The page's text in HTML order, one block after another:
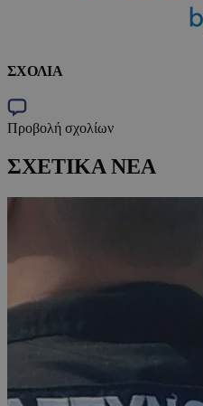
ΣΧΟΛΙΑ
Προβολή σχολίων
ΣΧΕΤΙΚΑ ΝΕΑ